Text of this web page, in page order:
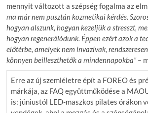
mennyit változott a szépség fogalma az
ma már nem pusztán kozmetikai kérdés.
hogyan alszunk, hogyan kezeljük a stresszt,
hogyan regenerálódunk. Éppen ezért azok a
előtérbe, amelyek nem invazívak,
könnyen beilleszthetők a mindennapokba” –
Erre az új szemléletre épít a FOREO és
márkája, az FAQ együttműködése a
is: júniustól LED-maszkos pilates órákon